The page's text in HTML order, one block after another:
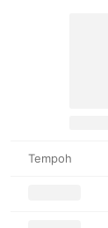
Tempoh